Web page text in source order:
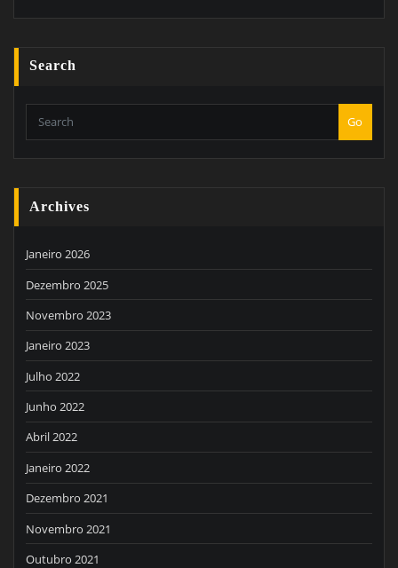
Search
Go
Archives
Janeiro 2026
Dezembro 2025
Novembro 2023
Janeiro 2023
Julho 2022
Junho 2022
Abril 2022
Janeiro 2022
Dezembro 2021
Novembro 2021
Outubro 2021